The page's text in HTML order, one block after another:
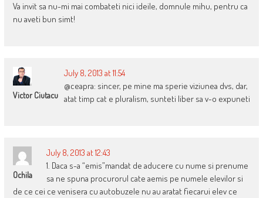
Va invit sa nu-mi mai combateti nici ideile, domnule mihu, pentru ca
nu aveti bun simt!
Victor Ciutacu
July 8, 2013 at 11:54
@ceapra: sincer, pe mine ma sperie viziunea dvs, dar,
atat timp cat e pluralism, sunteti liber sa v-o expuneti
Ochila
July 8, 2013 at 12:43
1. Daca s-a “emis”mandat de aducere cu nume si prenume
sa ne spuna procurorul cate aemis pe numele elevilor si
de ce cei ce venisera cu autobuzele nu au aratat fiecarui elev ce